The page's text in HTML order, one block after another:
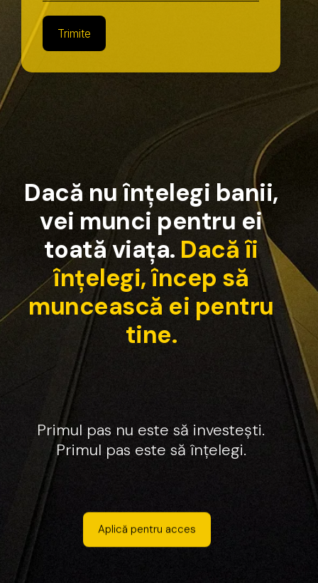
Trimite
Dacă nu înțelegi banii,
vei munci pentru ei
toatăviața. Dacă îi
înțelegi,încep să
muncească ei pentru
tine.
Primul pas nu este să investești.
Primul pas este să înțelegi.
Aplică pentru acces